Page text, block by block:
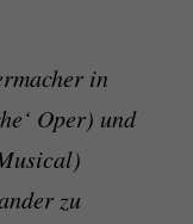
in
Oper) und
zu